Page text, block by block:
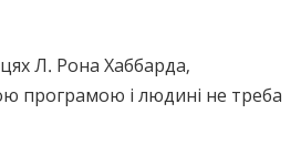
Всі регіони/мови
Л. Рона Хаббарда,
програмою і людині не треба